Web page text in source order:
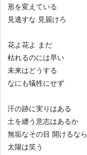
形を変えている
見逃すな 見届けろ
花よ花よ まだ
枯れるのには早い
未来はどうする
なにも犠牲にせず
汗の跡に実りはある
土を纏う意志はあるか
無垢なその目 開けるなら
太陽は笑う